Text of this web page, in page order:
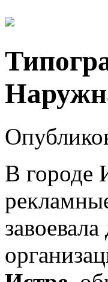
В городе